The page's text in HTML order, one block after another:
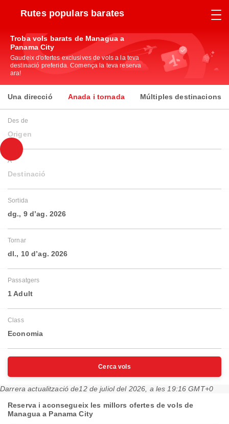
Rutes populars barates
Troba vols barats de Managua a
Panama City
Gaudeix d'ofertes exclusives de vols a la teva
destinació preferida. Comença la teva reserva
ara!
Una direcció Anada i tornada Múltiples destinacions
Des de
Origen
A
Destinació
Sortida
dg., 9 d’ag. 2026
Tornar
dl., 10 d’ag. 2026
Passatgers
1 Adult
Class
Economia
Cerca vols
Darrera actualització de12 de juliol del 2026, a les 19:16 GMT+0
Reserva i aconsegueix les millors ofertes de vols de
Managua a Panama City